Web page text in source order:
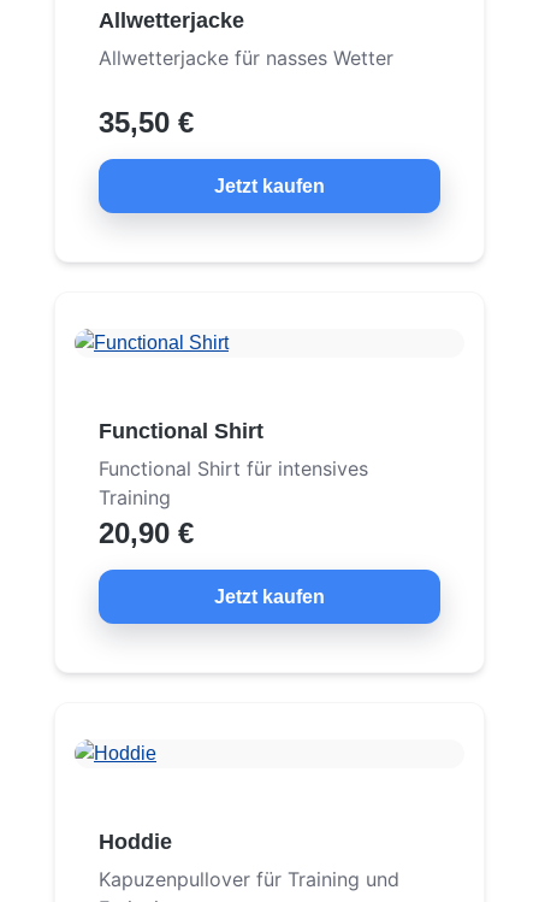
Allwetterjacke
Allwetterjacke für nasses Wetter
35,50 €
Jetzt kaufen
Functional Shirt
Functional Shirt für intensives
Training
20,90 €
Jetzt kaufen
Hoddie
Kapuzenpullover für Training und